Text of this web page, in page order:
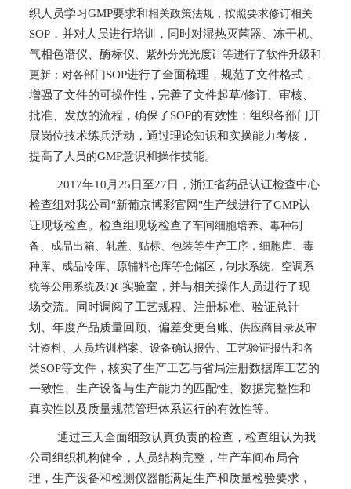
织人员学习GMP要求和相关政策法规，按照要求修订相关
SOP，并对人员进行培训，同时对湿热灭菌器 、冻干机
气相色谱仪、酶标仪、紫外分光光度计等进行了软件升级和
更新；对各部门 SOP进行了全面梳理，规范了文件格式，
增强了文件的可操作性，完善了文件起草/修订、审核、
批准、发放的流程，确保了SOP的有效性；组织各部门开
展岗位技术练兵活动，通过理论知识和实操能力考核，
提高了 人员的GMP意识和操作技能。
2017年10月25日至27日，浙江省药品认证检查中心
检查组对我公司"新葡京博彩官网"生产线进行了GMP认
证现场检查。检查组现场检查了车间细胞培养、毒种制
备、成品出箱、轧盖、贴标、包装等生产工序，细胞库、毒
种库、成品冷库、原辅料仓库等仓储区，制水系统、空调系
统等公用系统及QC实验室，并与相关操作人员进行了现
场交流。同时调阅了工艺规程、注册标准、验证总计
划、年度产品质量回顾、偏差变更台账、供应商目录及审
计资料、人员培训档案、设备确认报告、工艺验证报告和各
类SOP等文件，核实了生产工艺与省局注册数据库工艺的
一致性 、生产设备与生产能力的匹配性 、数据完整性和
真实性以及质量规范管理体系运行的有效性等。
通过三天全面细致认真负责的检查，检查组认为我
公司组织机构健全，人员结构完整，生产车间布局合
理，生产设备和检测仪器能满足生产和质量检验要求，